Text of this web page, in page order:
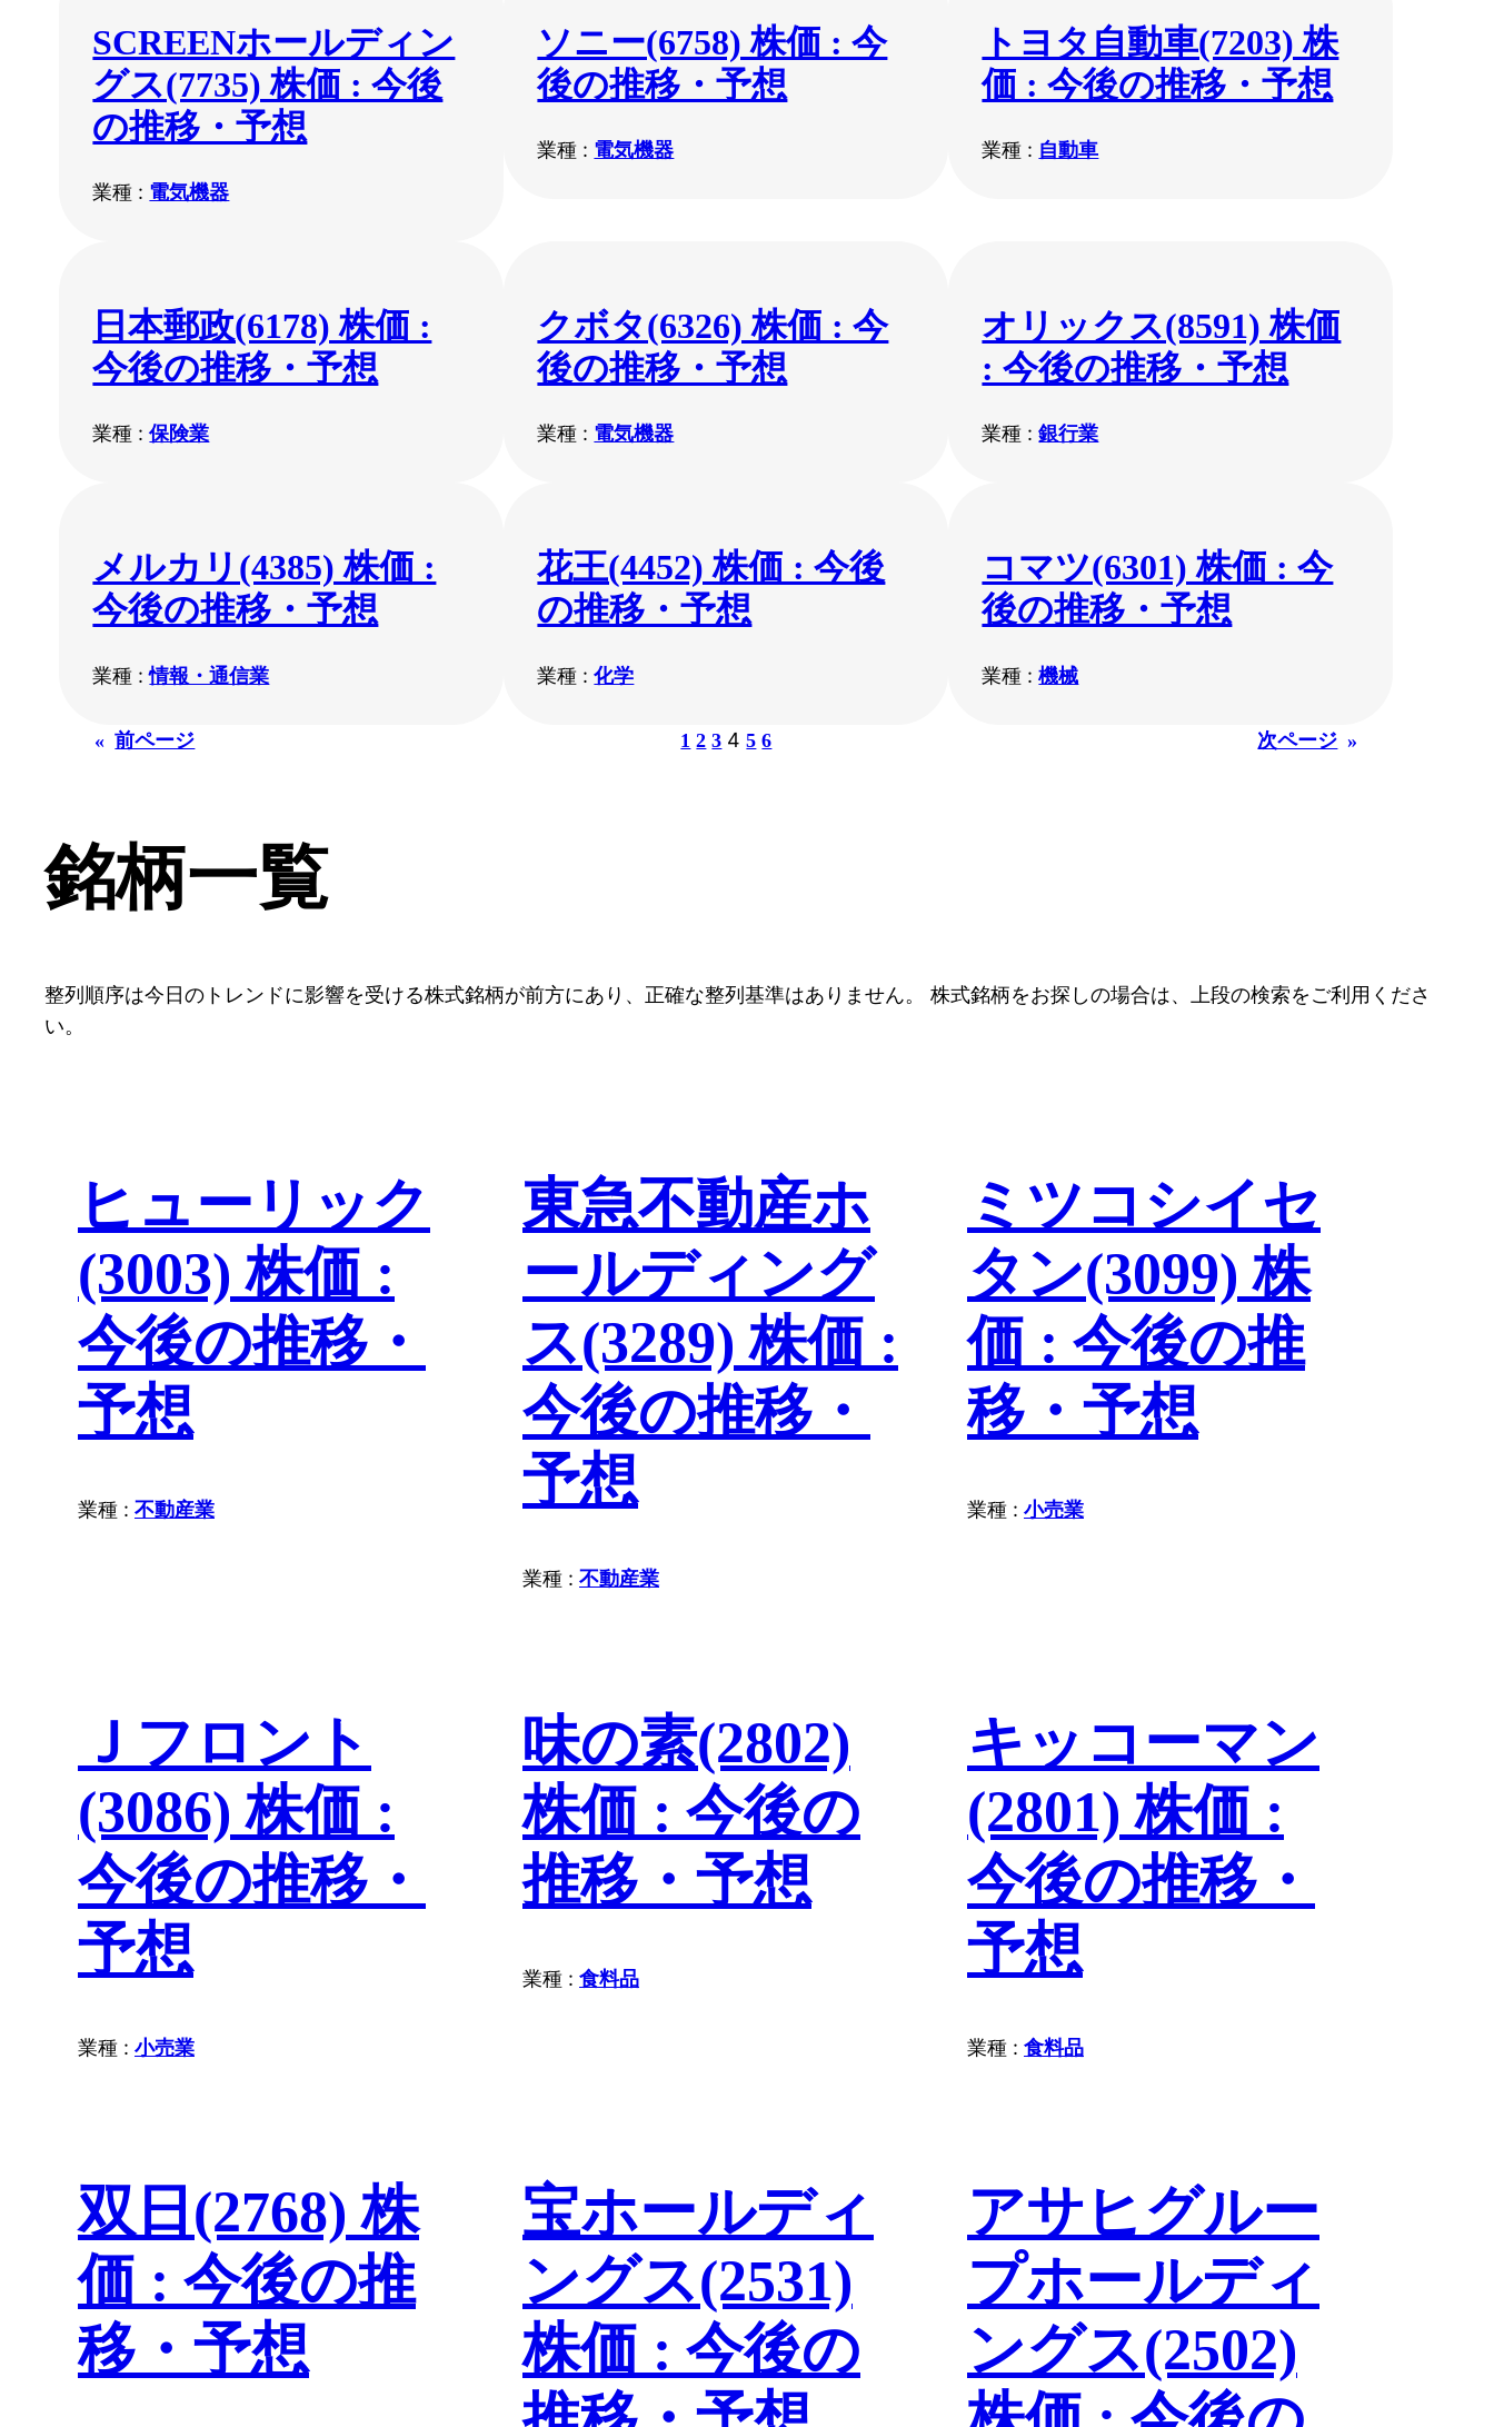
SCREENホールディン
グス(7735) 株価 : 今後
の推移・予想
業種 : 電気機器
ソニー(6758) 株価 : 今
後の推移・予想
業種 : 電気機器
トヨタ自動車(7203) 株
価 : 今後の推移・予想
業種 : 自動車
日本郵政(6178) 株価 :
今後の推移・予想
業種 :保険業
クボタ(6326) 株価 : 今
後の推移・予想
業種 : 電気機器
オリックス(8591) 株価
: 今後の推移・予想
業種 :銀行業
メルカリ(4385) 株価 :
今後の推移・予想
業種 :情報・通信業
花王(4452) 株価 : 今後
の推移・予想
業種 :化学
コマツ(6301) 株価 : 今
後の推移・予想
業種 :機械
« 前ページ 1 2 3 4 5 6 次ページ »
銘柄一覧
整列順序は今日のトレンドに影響を受ける株式銘柄が前方にあり、正確な整列基準はありません。 株式銘柄をお探しの場合は、上段の検索をご利用くださ
い。
ヒューリック
(3003) 株価 :
今後の推移・
予想
業種 : 不動産業
東急不動産ホ
ールディング
ス(3289) 株価 :
今後の推移・
予想
業種 : 不動産業
ミツコシイセ
タン(3099) 株
価 : 今後の推
移・予想
業種 : 小売業
Ｊフロント
(3086) 株価 :
今後の推移・
予想
業種 : 小売業
味の素(2802)
株価 : 今後の
推移・予想
業種 : 食料品
キッコーマン
(2801) 株価 :
今後の推移・
予想
業種 : 食料品
双日(2768) 株
価 : 今後の推
移・予想
宝ホールディ
ングス(2531)
株価 : 今後の
アサヒグルー
プホールディ
ングス(2502)